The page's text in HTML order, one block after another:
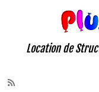
Location de